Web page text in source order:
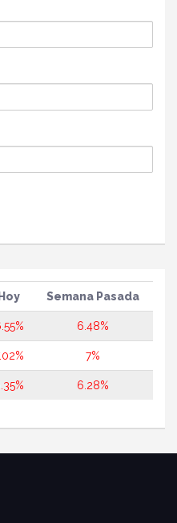
Hoy Semana Pasada
6.48%
7%
6.28%